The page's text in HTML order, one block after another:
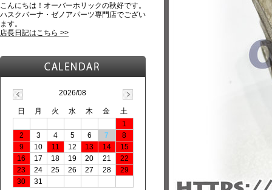
こんにちは！オーバーホリックの秋好です。
ハスクバーナ・ゼノアパーツ専門店でござい
ます。
店長日記はこちら >>
2026/08
日 月 火 水 木 金
土
1
2
3 4 5 6 7
8
9
10 11 12 13 14
15
16
17 18 19 20 21
22
23
24 25 26 27 28
29
30
31